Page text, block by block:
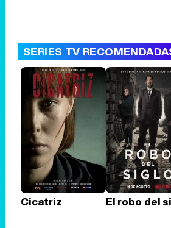
SERIES TV
Cicatriz El robo del